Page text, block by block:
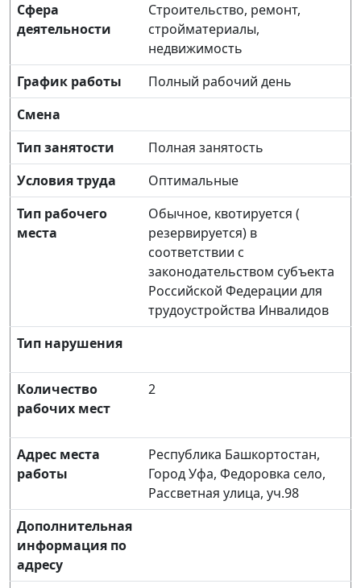
Сфера
деятельности
Строительство, ремонт,
стройматериалы,
недвижимость
График работы
Полный рабочий день
Смена
Тип занятости
Полная занятость
Условия труда
Оптимальные
Тип рабочего
места
Обычное, квотируется (
резервируется) в
соответствии с
законодательством субъекта
Российской Федерации для
трудоустройства Инвалидов
Тип нарушения
Количество
рабочих мест
2
Адрес места
работы
Республика Башкортостан,
Город Уфа, Федоровка село,
Рассветная улица, уч.98
Дополнительная
информация по
адресу